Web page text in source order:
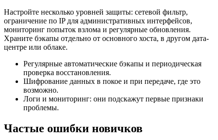
Настройте несколько уровней защиты: сетевой фильтр,
ограничение по IP для административных интерфейсов,
мониторинг попыток взлома и регулярные обновления.
Храните бэкапы отдельно от основного хоста, в другом дата-
центре или облаке.
Регулярные автоматические бэкапы и периодическая
проверка восстановления.
Шифрование данных в покое и при передаче, где это
возможно.
Логи и мониторинг: они подскажут первые признаки
проблемы.
Частые ошибки новичков